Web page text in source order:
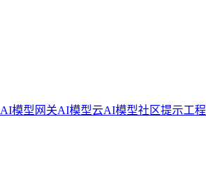
AI模型网关AI模型云AI模型社区提示工程